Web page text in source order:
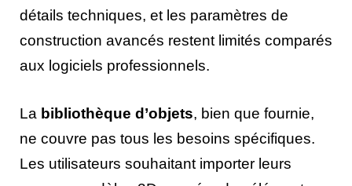
détails techniques, et les paramètres de
construction avancés restent limités comparés
aux logiciels professionnels.
La bibliothèque d’objets, bien que fournie,
ne couvre pas tous les besoins spécifiques.
Les utilisateurs souhaitant importer leurs